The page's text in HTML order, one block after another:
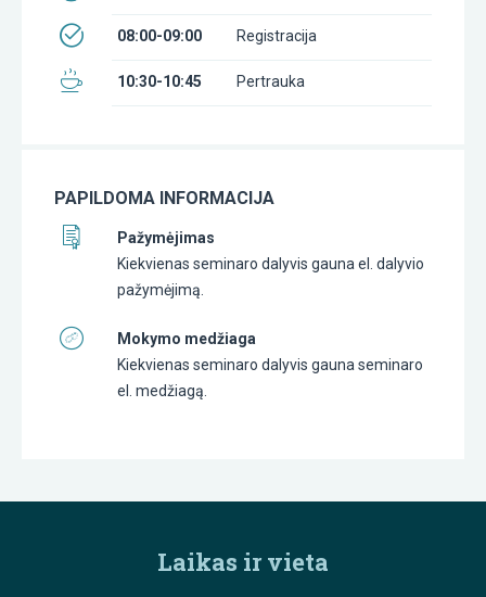
08:00-09:00 Registracija
10:30-10:45 Pertrauka
PAPILDOMA INFORMACIJA
Pažymėjimas
Kiekvienas seminaro dalyvis gauna el. dalyvio
pažymėjimą.
Mokymo medžiaga
Kiekvienas seminaro dalyvis gauna seminaro
el. medžiagą.
Laikas ir vieta